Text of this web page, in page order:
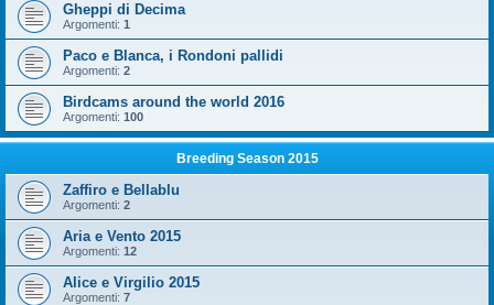
Gheppi di Decima
Argomenti: 1
Paco e Blanca, i Rondoni pallidi
Argomenti: 2
Birdcams around the world 2016
Argomenti: 100
Breeding Season 2015
Zaffiro e Bellablu
Argomenti: 2
Aria e Vento 2015
Argomenti: 12
Alice e Virgilio 2015
Argomenti: 7